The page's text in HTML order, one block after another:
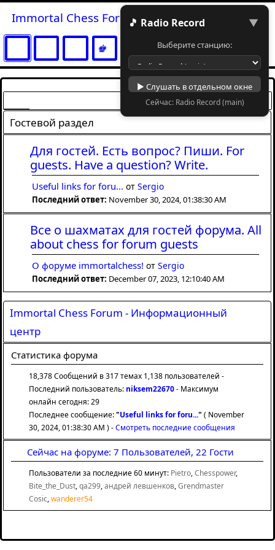
🎵 Radio Record ▼
Выберите станцию:
▶ Слушать в отдельном окне
Сейчас: Radio Record (main)
Immortal Chess Forum
Гостевой раздел
Для гостей. Есть вопрос? Пиши. For
guests. Have a question? Write.
Useful links for foru... от Sergio
Последний ответ: November 30, 2024, 01:38:30 AM
Все о шахматах для гостей форума. All
about chess for forum guests
О форуме immortalchess! от Sergio
Последний ответ: December 07, 2023, 12:10:40 AM
Immortal Chess Forum - Информационный
центр
Статистика форума
18,378 Сообщений в 317 темах 1,138 пользователей -
Последний пользователь: niksem22670- Максимум
онлайн сегодня: 29
Последнее сообщение:"Useful links for foru..." ( November
30, 2024, 01:38:30 AM ) -Смотреть последние сообщения
Сейчас на форуме: 7 Пользователей, 22 Гости
Пользователи за последние 60 минут: Pietro,Chesspower,
Bite_the_Dust,qa299,андрей левшенков,Grendmaster
Cosic,wanderer54